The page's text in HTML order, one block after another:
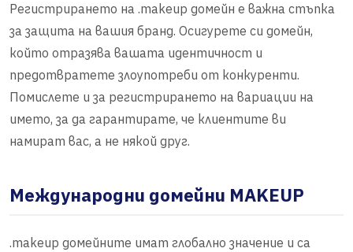
Регистрирането на .makeup домейн е важна стъпка
за защита на вашия бранд. Осигурете си домейн,
който отразява вашата идентичност и
предотвратете злоупотреби от конкуренти.
Помислете и за регистрирането на вариации на
името, за да гарантирате, че клиентите ви
намират вас, а не някой друг.
Международни домейни MAKEUP
.makeup домейните имат глобално значение и са